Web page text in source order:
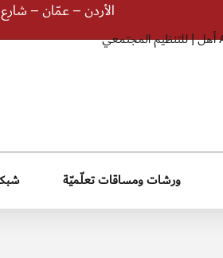
الأردن – عمّان – شارع
ورشات ومساقات تعلّميّة